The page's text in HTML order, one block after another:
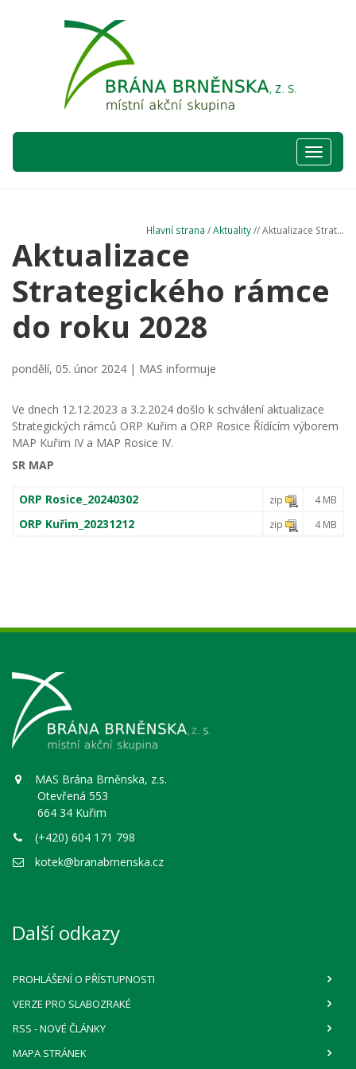
Hlavní
nabídka
Hlavní strana /Aktuality// Aktualizace Strat...
Aktualizace
Strategického rámce
do roku 2028
pondělí, 05. únor 2024 | MAS informuje
Ve dnech 12.12.2023 a 3.2.2024 došlo k schválení aktualizace
Strategických rámců ORP Kuřim a ORP Rosice Řídícím výborem
MAP Kuřim IV a MAP Rosice IV.
SR MAP
ORP Rosice_20240302 zip 4 MB
ORP Kuřim_20231212 zip 4 MB
MAS Brána Brněnska, z.s.
Otevřená 553
664 34 Kuřim
(+420) 604 171 798
kotek@branabrnenska.cz
Další odkazy
PROHLÁŠENÍ O PŘÍSTUPNOSTI
VERZE PRO SLABOZRAKÉ
RSS - NOVÉ ČLÁNKY
MAPA STRÁNEK